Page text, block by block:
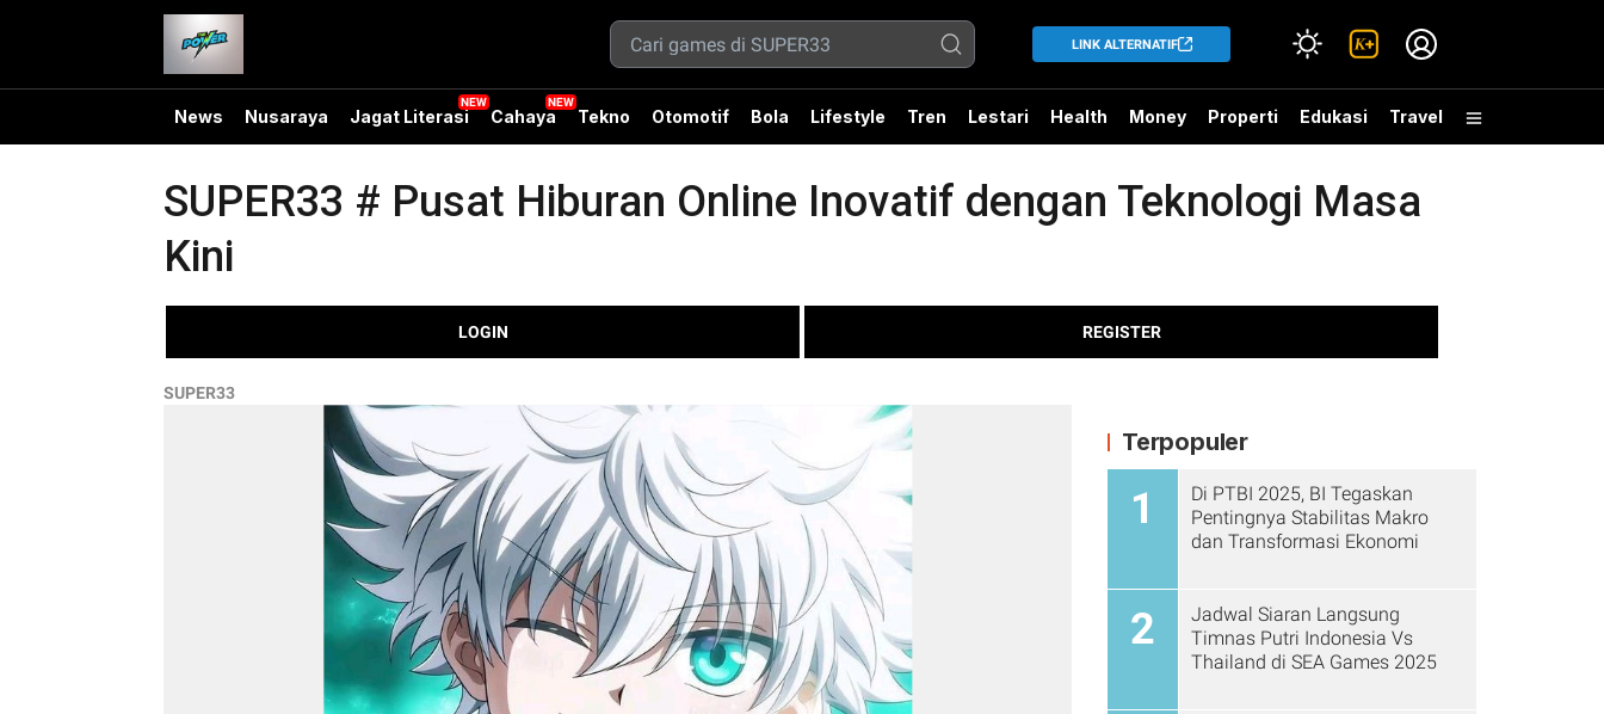
LINK ALTERNATIF
News Nusaraya Jagat Literasi Cahaya Tekno Otomotif Bola Lifestyle Tren Lestari Health Money Properti Edukasi Travel
SUPER33 # Pusat Hiburan Online Inovatif dengan Teknologi Masa
Kini
LOGIN REGISTER
SUPER33
Terpopuler
1
Di PTBI 2025, BI Tegaskan
Pentingnya Stabilitas Makro
dan Transformasi Ekonomi
2
Jadwal Siaran Langsung
Timnas Putri Indonesia Vs
Thailand di SEA Games 2025